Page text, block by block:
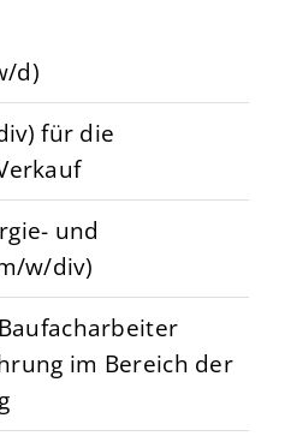
d)
für die
und
w/div)
im Bereich der